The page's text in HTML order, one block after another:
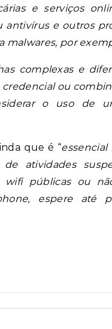
e serviços
antivírus e outros
malwares, por
complexas e
ou
o uso de
que é “
atividades
wifi públicas ou
espere